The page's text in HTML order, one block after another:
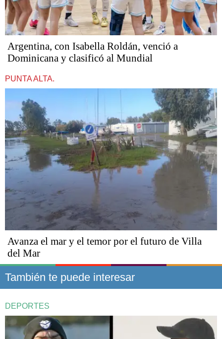
Argentina, con Isabella Roldán, venció a
Dominicana y clasificó al Mundial
PUNTA ALTA.
Avanza el mar y el temor por el futuro de Villa
del Mar
También te puede interesar
DEPORTES